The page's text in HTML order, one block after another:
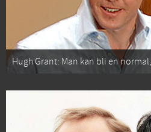
Hugh Grant: Man kan bli en